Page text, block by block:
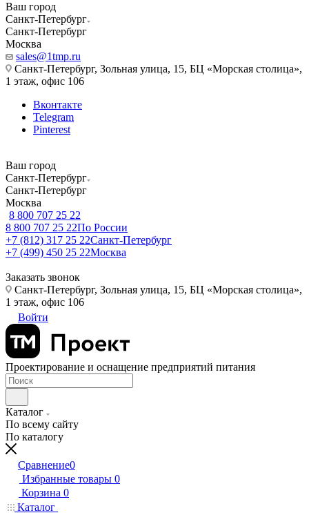
Ваш город
Санкт-Петербург
Санкт-Петербург
Москва
sales@1tmp.ru
Санкт-Петербург, Зольная улица, 15, БЦ «Морская столица»,
1 этаж, офис 106
Вконтакте
Telegram
Pinterest
Ваш город
Санкт-Петербург
Санкт-Петербург
Москва
8 800 707 25 22
8 800 707 25 22По России
+7 (812) 317 25 22Санкт-Петербург
+7 (499) 450 25 22Москва
Заказать звонок
Санкт-Петербург, Зольная улица, 15, БЦ «Морская столица»,
1 этаж, офис 106
Войти
Проектирование и оснащение предприятий питания
Каталог
По всему сайту
По каталогу
Сравнение0
Избранные товары 0
Корзина 0
Каталог